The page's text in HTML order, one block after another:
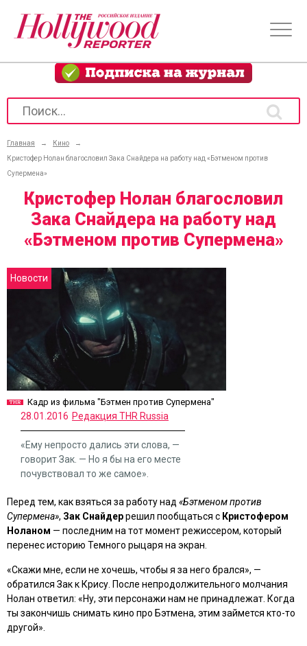
Главная → Кино
→
Кристофер Нолан благословил Зака Снайдера на работу над «Бэтменом против
Супермена»
Кристофер Нолан благословил
Зака Снайдера на работу над
«Бэтменом против Супермена»
Новости
Кадр из фильма "Бэтмен против Супермена"
28.01.2016 Редакция THR Russia
«Ему непросто дались эти слова, —
говорит Зак. — Но я бы на его месте
почувствовал то же самое».
Перед тем, как взяться за работу над «Бэтменом против
Супермена», Зак Снайдеррешил пообщаться с Кристофером
Ноланом — последним на тот момент режиссером, который
перенес историю Темного рыцаря на экран.
«Скажи мне, если не хочешь, чтобы я за него брался», —
обратился Зак к Крису. После непродолжительного молчания
Нолан ответил: «Ну, эти персонажи нам не принадлежат. Когда
ты закончишь снимать кино про Бэтмена, этим займется кто-то
другой».